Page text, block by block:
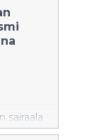
till
sairaala